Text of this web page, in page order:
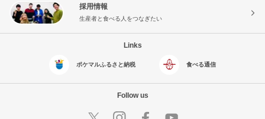
採用情報
生産者と食べる人をつなぎたい
Links
ポケマルふるさと納税 食べる通信
Follow us